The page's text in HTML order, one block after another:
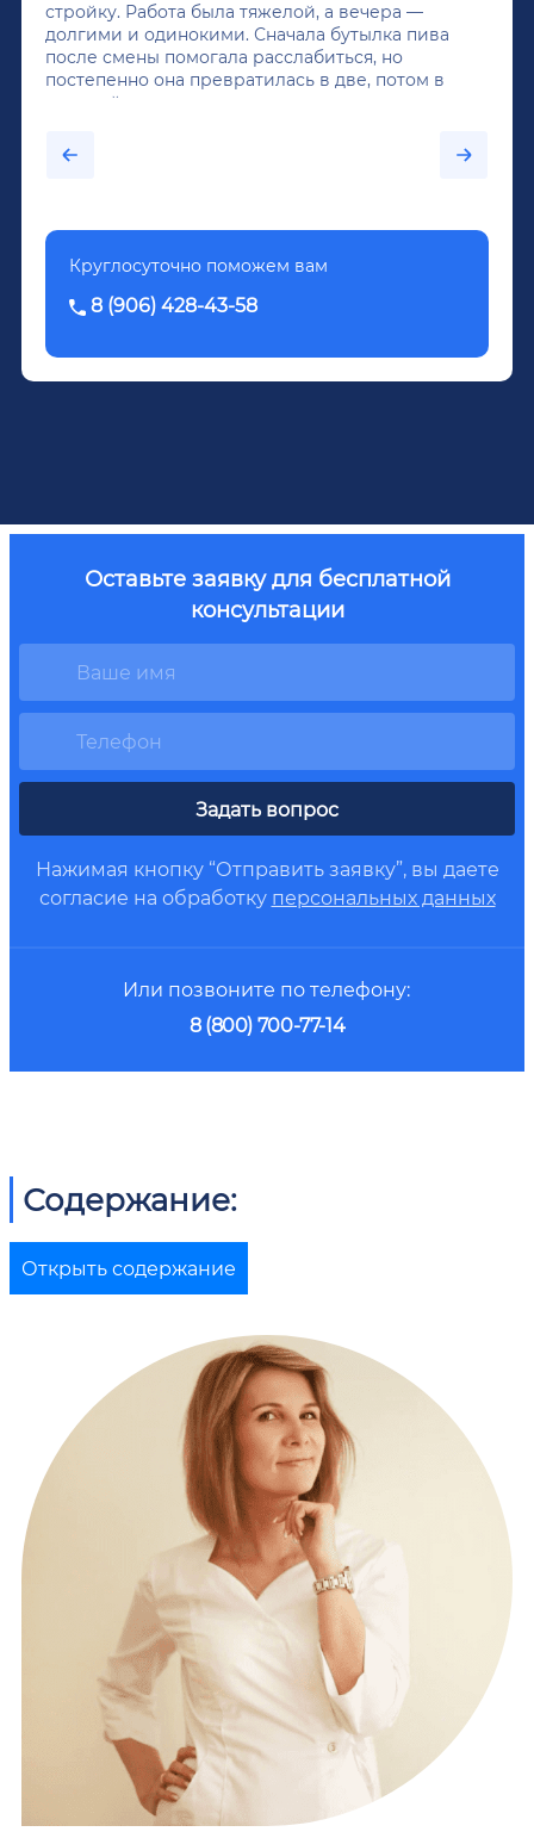
стройку. Работа была тяжелой, а вечера —
долгими и одинокими. Сначала бутылка пива
после смены помогала расслабиться, но
постепенно она превратилась в две, потом в
крепкий алкоголь, и вот он уже пил почти
было назначено кодирование по методу
Довженко.
Круглосуточно поможем вам
8 (906) 428-43-58
Оставьте заявку для бесплатной
консультации
Задать вопрос
Нажимая кнопку “Отправить заявку”, вы даете
согласие на обработку персональных данных
Или позвоните по телефону:
8 (800) 700-77-14
Содержание:
Открыть содержание